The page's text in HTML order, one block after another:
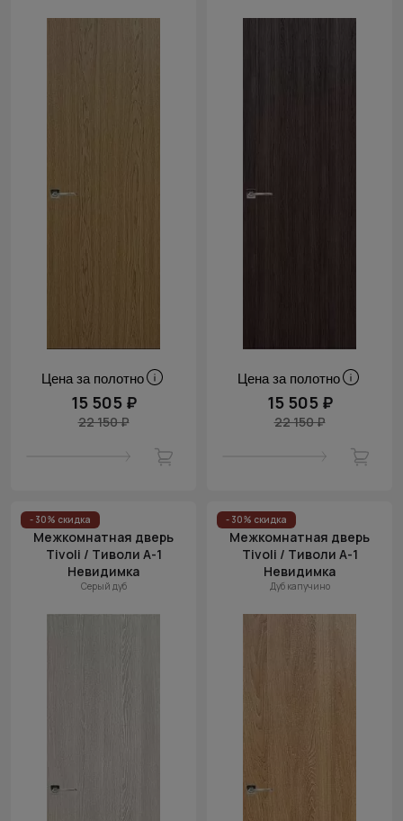
Цена за полотно
15 505 ₽
22 150 ₽
Цена за полотно
15 505 ₽
22 150 ₽
- 30% скидка
Межкомнатная дверь
Tivoli / Тиволи А-1
Невидимка
Серый дуб
- 30% скидка
Межкомнатная дверь
Tivoli / Тиволи А-1
Невидимка
Дуб капучино